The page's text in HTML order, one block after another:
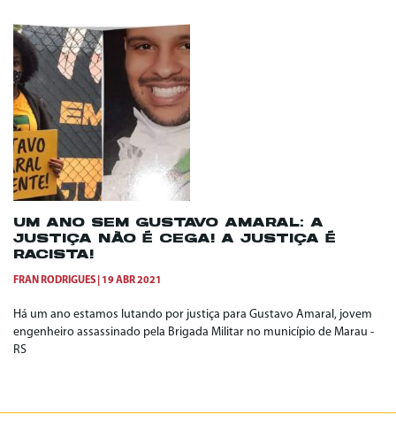
UM ANO SEM GUSTAVO AMARAL: A
JUSTIÇA NÃO É CEGA! A JUSTIÇA É
RACISTA!
FRAN RODRIGUES 19 ABR 2021
Há um ano estamos lutando por justiça para Gustavo Amaral, jovem
engenheiro assassinado pela Brigada Militar no município de Marau -
RS